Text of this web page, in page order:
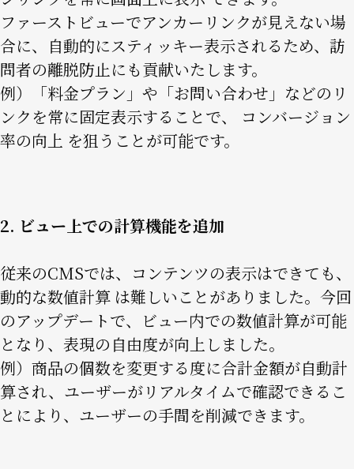
ファーストビューでアンカーリンクが見えない場
合に、自動的にスティッキー表示されるため、訪
問者の離脱防止にも貢献いたします。
例）「料金プラン」や「お問い合わせ」などのリ
ンクを常に固定表示することで、 コンバージョン
率の向上 を狙うことが可能です。
2. ビュー上での計算機能を追加
従来のCMSでは、コンテンツの表示はできても、
動的な数値計算 は難しいことがありました。今回
のアップデートで、ビュー内での数値計算が可能
となり、表現の自由度が向上しました。
例）商品の個数を変更する度に合計金額が自動計
算され、ユーザーがリアルタイムで確認できるこ
とにより、ユーザーの手間を削減できます。